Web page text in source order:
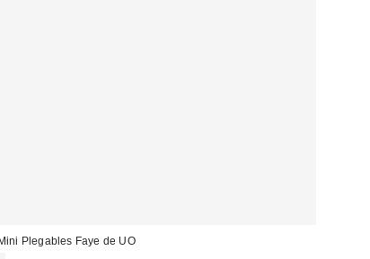
Plegables Faye de UO